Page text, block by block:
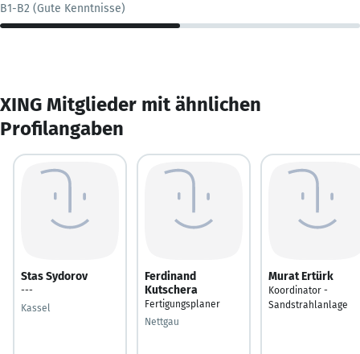
B1-B2 (Gute Kenntnisse)
XING Mitglieder mit ähnlichen
Profilangaben
Stas Sydorov
---
Kassel
Ferdinand
Kutschera
Fertigungsplaner
Nettgau
Murat Ertürk
Koordinator -
Sandstrahlanlage